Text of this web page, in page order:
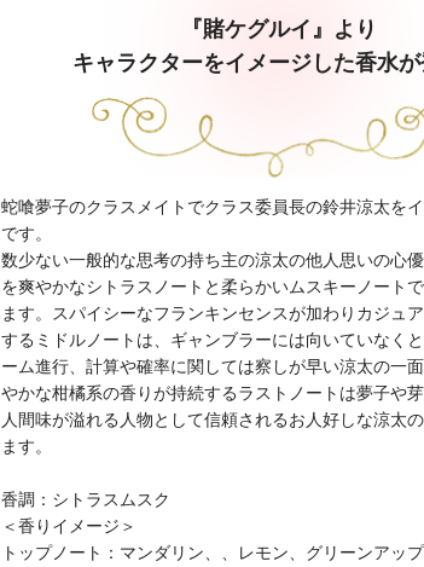
『賭ケグルイ』より
キャラクターをイメージした香水が
蛇喰夢子のクラスメイトでクラス委員長の鈴井涼太を
です。
数少ない一般的な思考の持ち主の涼太の他人思いの心
を爽やかなシトラスノートと柔らかいムスキーノート
ます。スパイシーなフランキンセンスが加わりカジュ
するミドルノートは、ギャンブラーには向いていなく
ーム進行、計算や確率に関しては察しが早い涼太の一
やかな柑橘系の香りが持続するラストノートは夢子や
人間味が溢れる人物として信頼されるお人好しな涼太
ます。
香調：シトラスムスク
＜香りイメージ＞
トップノート：マンダリン、、レモン、グリーンアッ